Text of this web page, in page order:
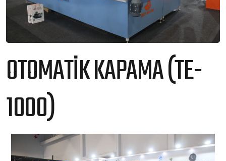
OTOMATİK KAPAMA (TE-
1000)